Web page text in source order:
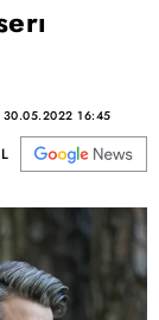
30.05.2022 16:45